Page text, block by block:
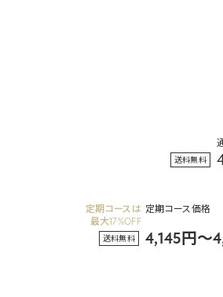
送料無料
定期コースは
最大17%OFF
定期コース価格
送料無料 4,145円～